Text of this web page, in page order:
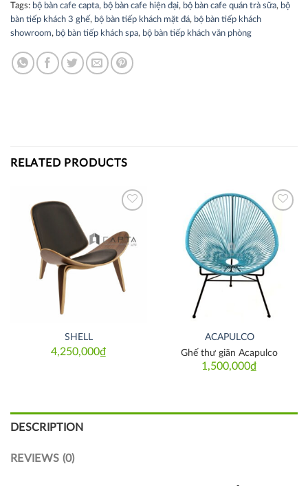
Tags: bộ bàn cafe capta, bộ bàn cafe hiện đại, bộ bàn cafe quán trà sữa, bộ
bàn tiếp khách 3 ghế, bộ bàn tiếp khách mặt đá, bộ bàn tiếp khách
showroom, bộ bàn tiếp khách spa, bộ bàn tiếp khách văn phòng
RELATED PRODUCTS
SHELL
4,250,000₫
Thích
ACAPULCO
1,500,000₫
Ghế thư giãn Acapulco
DESCRIPTION
REVIEWS (0)